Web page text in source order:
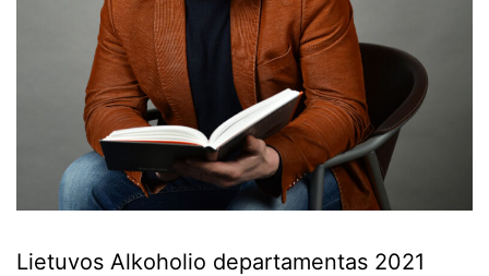
Lietuvos Alkoholio departamentas 2021